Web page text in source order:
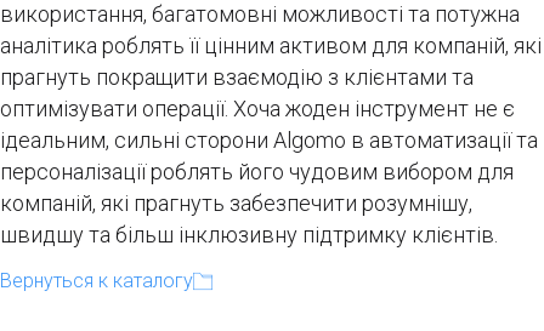
використання, багатомовні можливості та потужна
аналітика роблять її цінним активом для компаній, які
прагнуть покращити взаємодію з клієнтами та
оптимізувати операції. Хоча жоден інструмент не є
ідеальним, сильні сторони Algomo в автоматизації та
персоналізації роблять його чудовим вибором для
компаній, які прагнуть забезпечити розумнішу,
швидшу та більш інклюзивну підтримку клієнтів.
Вернуться к каталогу